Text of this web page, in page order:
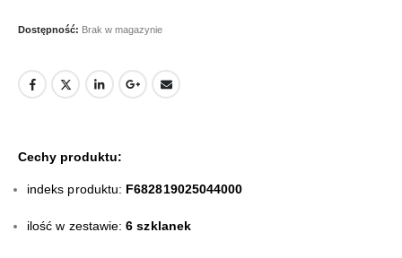
Dostępność: Brak w magazynie
Cechy produktu:
indeks produktu: F682819025044000
ilość w zestawie:6 szklanek